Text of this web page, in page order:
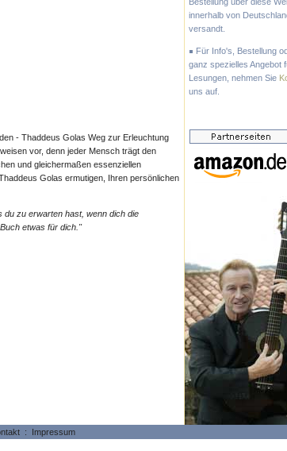
- Thaddeus Golas Weg zur Erleuchtung
vor, denn jeder Mensch trägt den
und gleichermaßen essenziellen
Golas ermutigen, Ihren persönlichen
du zu erwarten hast, wenn dich die
etwas für dich."
innerhalb von
versandt.
Für Info's, Bestellung
ganz spezielles Angebot
Lesungen, nehmen Sie
uns auf.
: Impressum